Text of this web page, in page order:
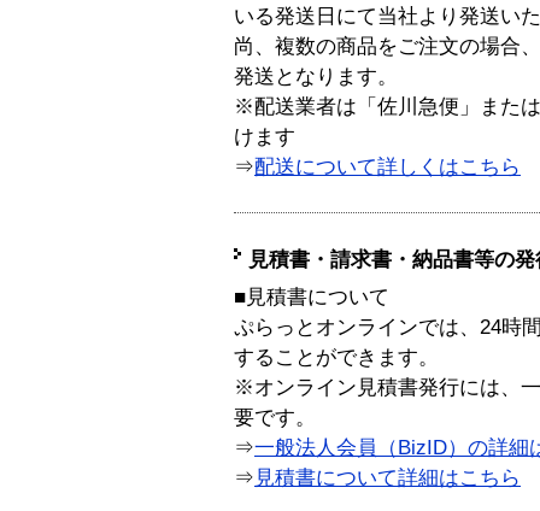
いる発送日にて当社より発送い
尚、複数の商品をご注文の場合
発送となります。
※配送業者は「佐川急便」また
けます
⇒配送について詳しくはこちら
見積書・請求書・納品書等の
■見積書について
ぷらっとオンラインでは、24時
することができます。
※オンライン見積書発行には、
要です。
⇒一般法人会員（BizID）の詳細
⇒ 見積書について詳細はこちら